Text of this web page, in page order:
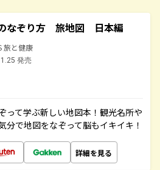
なぞり方 旅地図 日本編
旅と健康
発売
って学ぶ新しい地図本！観光名所や
分で地図をなぞって脳もイキイキ！
詳細を見る